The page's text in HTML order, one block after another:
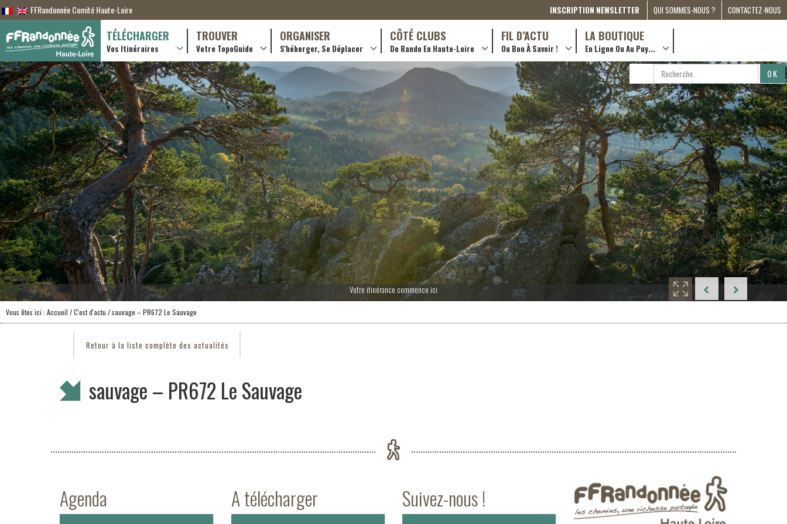
Votre itinérance commence ici
FFRandonnée Comité Haute-Loire INSCRIPTION NEWSLETTER
QUI SOMMES-NOUS ?
A PROPOS
PRESSE
PARTENARIATS
ESPACE MÉDIA
COMPAGNON DE ROUTE
2022
CONTACTEZ-NOUS
TÉLÉCHARGER
Vos Itinéraires
TROUVER
Votre TopoGuide
Randonnées itinerantes (GR)
Randonnées à la journée (PR)
Boutique en ligne
Pratique & conseils
ORGANISER
S'héberger, Se Déplacer
Hôtellerie
Gîtes et chambres d’hôtes
Campings
Restaurants
Transporteurs & services
CÔTÉ CLUBS
De Rando En Haute-Loire
Formations en rando 2024
Rando douce
Trouver un club
Adhérer
Créer un club
Ordre de mission et note de frais
FIL D’ACTU
Ou Bon À Savoir !
LA BOUTIQUE
En Ligne Ou Au Puy...
… en ville !
…en ligne !
RECHERCHER
RECHERCHE
PARTAGER
Vous êtes ici : Accueil /C'est d'actu / sauvage – PR672 Le Sauvage
Retour à la liste complète des actualités
sauvage – PR672 Le Sauvage
Agenda A télécharger Suivez-nous !